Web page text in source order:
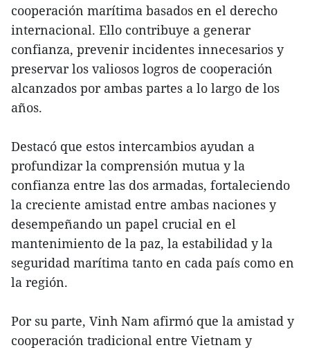
cooperación marítima basados en el derecho
internacional. Ello contribuye a generar
confianza, prevenir incidentes innecesarios y
preservar los valiosos logros de cooperación
alcanzados por ambas partes a lo largo de los
años.
Destacó que estos intercambios ayudan a
profundizar la comprensión mutua y la
confianza entre las dos armadas, fortaleciendo
la creciente amistad entre ambas naciones y
desempeñando un papel crucial en el
mantenimiento de la paz, la estabilidad y la
seguridad marítima tanto en cada país como en
la región.
Por su parte, Vinh Nam afirmó que la amistad y
cooperación tradicional entre Vietnam y